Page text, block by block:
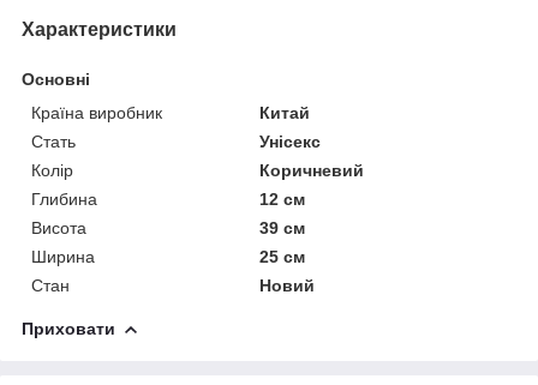
Характеристики
Основні
Країна виробник
Китай
Стать
Унісекс
Колір
Коричневий
Глибина
12 см
Висота
39 см
Ширина
25 см
Стан
Новий
Приховати